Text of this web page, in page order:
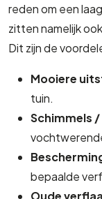
reden om een
zitten namelijk
Dit zijn de
Mooiere
tuin.
Schimmels
bepaalde
Oude